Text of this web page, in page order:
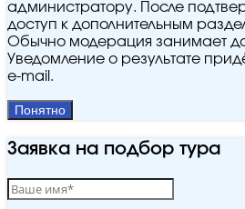
администратору. После
доступ к дополнительным
Обычно модерация занимает
Уведомление о результате
e‑mail.
Понятно
Заявка на подбор тура